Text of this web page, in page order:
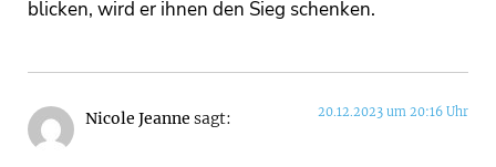
blicken, wird er ihnen den Sieg schenken.
Nicole Jeanne sagt: 20.12.2023 um 20:16 Uhr